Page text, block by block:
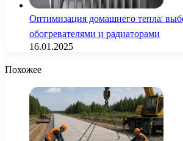
Оптимизация домашнего тепла:
обогревателями и радиаторами
16.01.2025
Похожее